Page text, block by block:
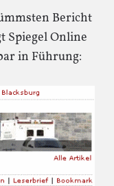
Bericht
Spiegel Online
in Führung: